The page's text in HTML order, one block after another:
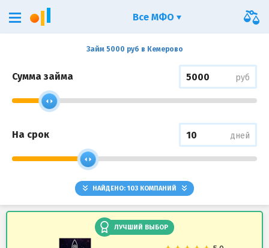
Займ 5000 руб в Кемерово
Сумма займа руб
На срок дней
НАЙДЕНО:103 КОМПАНИЙ
ЛУЧШИЙ ВЫБОР
Все МФО